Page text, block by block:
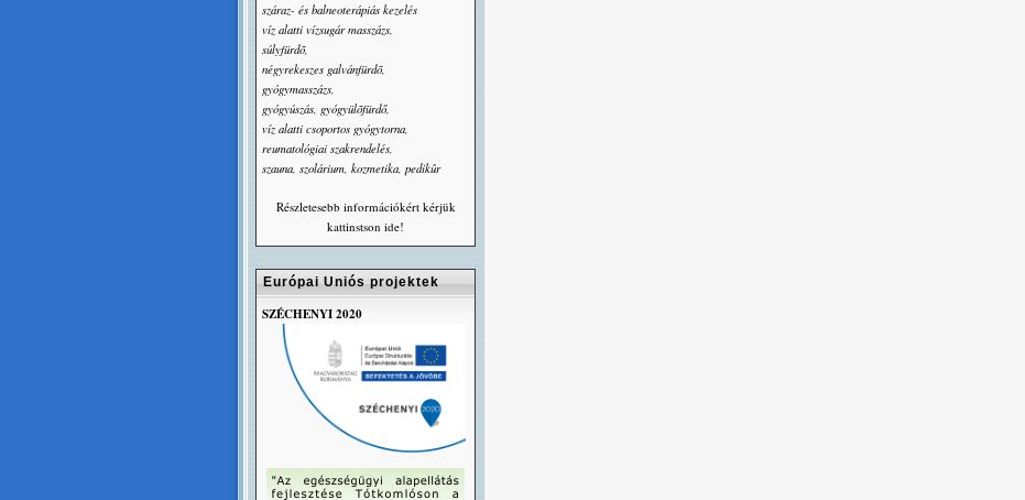
száraz- és balneoterápiás kezelés
víz alatti vízsugár masszázs,
súlyfürdõ,
négyrekeszes galvánfürdõ,
gyógymasszázs,
gyógyúszás, gyógyülõfürdő,
víz alatti csoportos gyógytorna,
reumatológiai szakrendelés,
szauna, szolárium, kozmetika, pedikûr
Részletesebb információkért kérjük
kattinstson ide!
Európai Uniós projektek
SZÉCHENYI 2020